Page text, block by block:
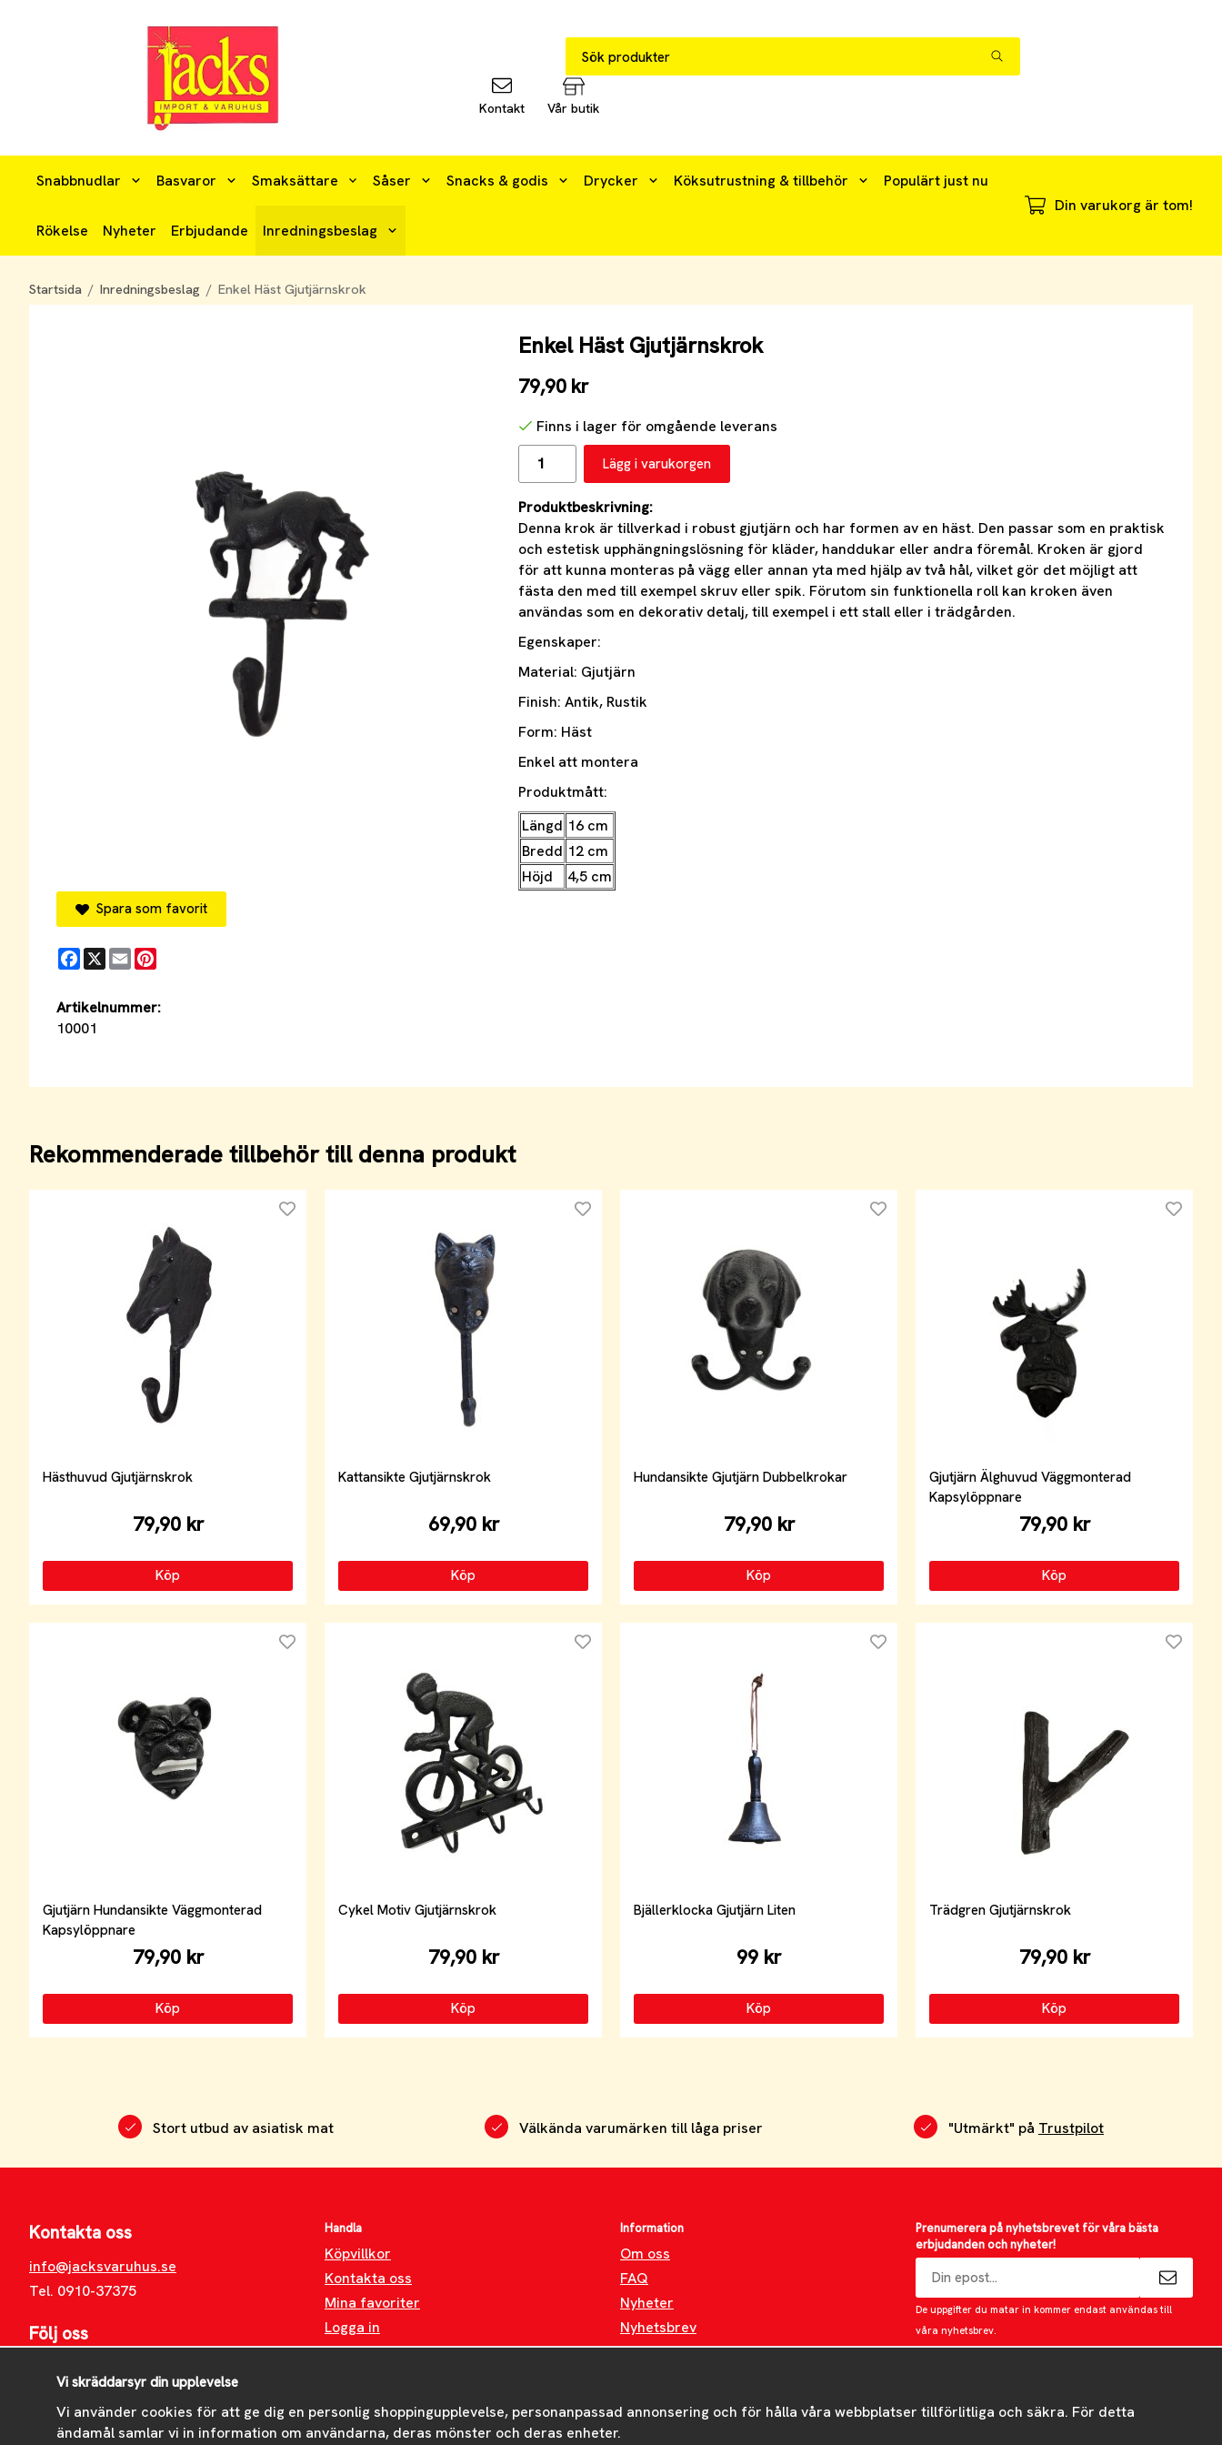
Kontakt Vår butik
Snabbnudlar Basvaror Smaksättare Såser Snacks & godis Drycker Köksutrustning & tillbehör Populärt just nu
Rökelse Nyheter Erbjudande Inredningsbeslag
Din varukorg är tom!
Startsida / Inredningsbeslag / Enkel Häst Gjutjärnskrok
Enkel Häst Gjutjärnskrok
79,90 kr
Finns i lager för omgående leverans
Lägg i varukorgen
Produktbeskrivning:
Denna krok är tillverkad i robust gjutjärn och har formen av en häst. Den passar som en praktisk
och estetisk upphängningslösning för kläder, handdukar eller andra föremål. Kroken är gjord
för att kunna monteras på vägg eller annan yta med hjälp av två hål, vilket gör det möjligt att
fästa den med till exempel skruv eller spik. Förutom sin funktionella roll kan kroken även
användas som en dekorativ detalj, till exempel i ett stall eller i trädgården.
Egenskaper:
Material: Gjutjärn
Finish: Antik, Rustik
Form: Häst
Enkel att montera
Produktmått:
Längd 16 cm
Bredd 12 cm
Höjd
4,5 cm
Spara som favorit
Facebook
X Email
Artikelnummer:
10001
Rekommenderade tillbehör till denna produkt
Hästhuvud Gjutjärnskrok
79,90 kr
Köp
Kattansikte Gjutjärnskrok
69,90 kr
Köp
Hundansikte Gjutjärn Dubbelkrokar
79,90 kr
Köp
Gjutjärn Älghuvud Väggmonterad
Kapsylöppnare
79,90 kr
Köp
Gjutjärn Hundansikte Väggmonterad
Kapsylöppnare
79,90 kr
Köp
Cykel Motiv Gjutjärnskrok
79,90 kr
Köp
Bjällerklocka Gjutjärn Liten
99 kr
Köp
Trädgren Gjutjärnskrok
79,90 kr
Köp
Stort utbud av asiatisk mat Välkända varumärken till låga priser "Utmärkt" på Trustpilot
Kontakta oss
info@jacksvaruhus.se
Tel. 0910-37375
Följ oss
Instagram
Handla
Köpvillkor
Kontakta oss
Mina favoriter
Logga in
Information
Om oss
FAQ
Nyheter
Nyhetsbrev
Om cookies
Prenumerera på nyhetsbrevet för våra bästa
erbjudanden och nyheter!
postadress
De uppgifter du matar in kommer endast användas till
våra nyhetsbrev.
Vi skräddarsyr din upplevelse
Vi använder cookies för att ge dig en personlig shoppingupplevelse, personanpassad annonsering och för hålla våra webbplatser tillförlitliga och säkra. För detta
ändamål samlar vi in information om användarna, deras mönster och deras enheter.